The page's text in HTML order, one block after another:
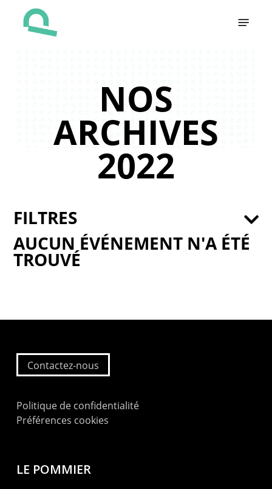
NOS
ARCHIVES
2022
AUCUN ÉVÉNEMENT N'A ÉTÉ
TROUVÉ
FILTRES
Contactez-nous
Politique de confidentialité
Préférences cookies
LE POMMIER